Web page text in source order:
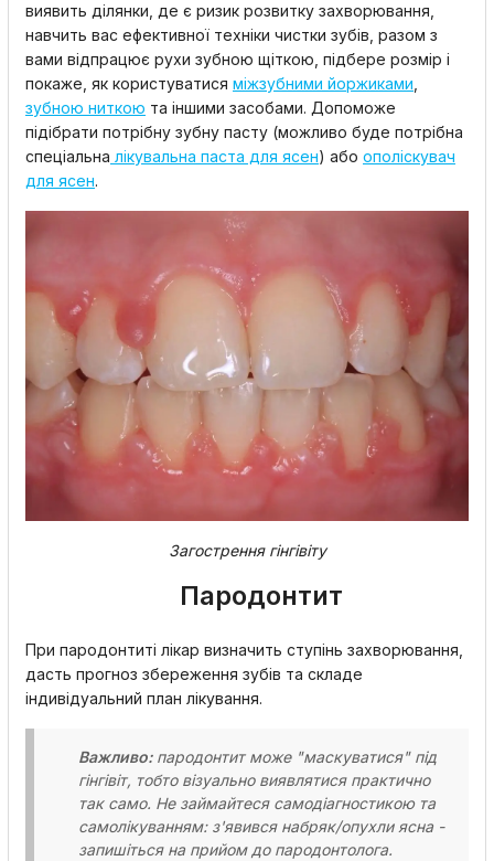
виявить ділянки, де є ризик розвитку захворювання,
навчить вас ефективної техніки чистки зубів, разом з
вами відпрацює рухи зубною щіткою, підбере розмір і
покаже, як користуватися міжзубними йоржиками
зубною ниткою та іншими засобами. Допоможе
підібрати потрібну зубну пасту (можливо буде потрібна
спеціальна лікувальна паста для ясен) або ополіскувач
для ясен.
Загострення гінгівіту
Пародонтит
При пародонтиті лікар визначить ступінь захворювання,
дасть прогноз збереження зубів та складе
індивідуальний план лікування.
Важливо:пародонтит може "маскуватися" під
гінгівіт, тобто візуально виявлятися практично
так само. Не займайтеся самодіагностикою та
самолікуванням: з'явився набряк/опухли ясна -
запишіться на прийом до пародонтолога.